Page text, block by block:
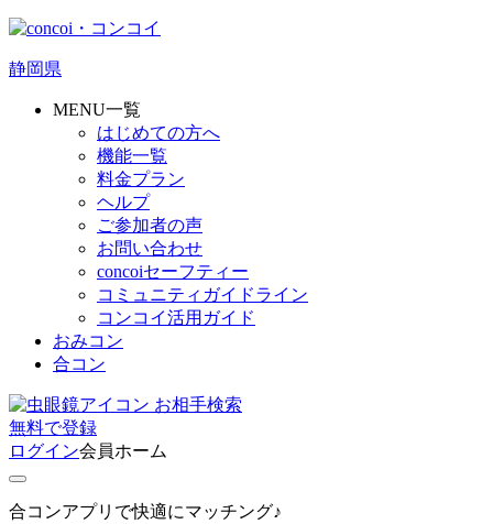
静岡県
MENU一覧
はじめての方へ
機能一覧
料金プラン
ヘルプ
ご参加者の声
お問い合わせ
concoiセーフティー
コミュニティガイドライン
コンコイ活用ガイド
おみコン
合コン
お相手検索
無料で登録
ログイン会員ホーム
合コンアプリで快適にマッチング♪